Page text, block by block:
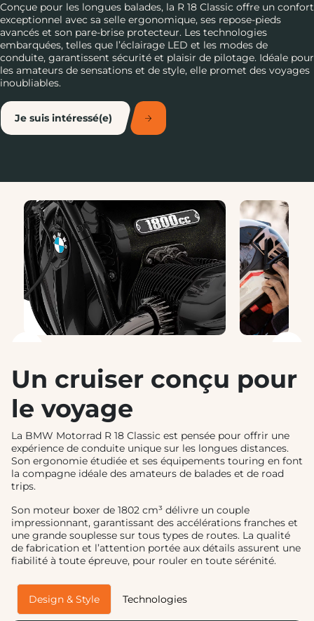
Conçue pour les longues balades, la R 18 Classic offre un confort
exceptionnel avec sa selle ergonomique, ses repose-pieds
avancés et son pare-brise protecteur. Les technologies
embarquées, telles que l’éclairage LED et les modes de
conduite, garantissent sécurité et plaisir de pilotage. Idéale pour
les amateurs de sensations et de style, elle promet des voyages
inoubliables.
Je suis intéressé(e)
Un cruiser conçu pour
le voyage
La BMW Motorrad R 18 Classic est pensée pour offrir une
expérience de conduite unique sur les longues distances.
Son ergonomie étudiée et ses équipements touring en font
la compagne idéale des amateurs de balades et de road
trips.
Son moteur boxer de 1802 cm³ délivre un couple
impressionnant, garantissant des accélérations franches et
une grande souplesse sur tous types de routes. La qualité
de fabrication et l’attention portée aux détails assurent une
fiabilité à toute épreuve, pour rouler en toute sérénité.
Design & Style Technologies